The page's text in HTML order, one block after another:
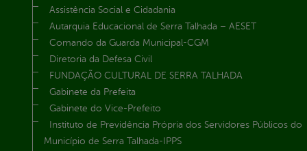
Assistência Social e Cidadania
Autarquia Educacional de Serra Talhada – AESET
Comando da Guarda Municipal-CGM
Diretoria da Defesa Civil
FUNDAÇÃO CULTURAL DE SERRA TALHADA
Gabinete da Prefeita
Gabinete do Vice-Prefeito
Instituto de Previdência Própria dos Servidores Públicos do
Município de Serra Talhada-IPPS